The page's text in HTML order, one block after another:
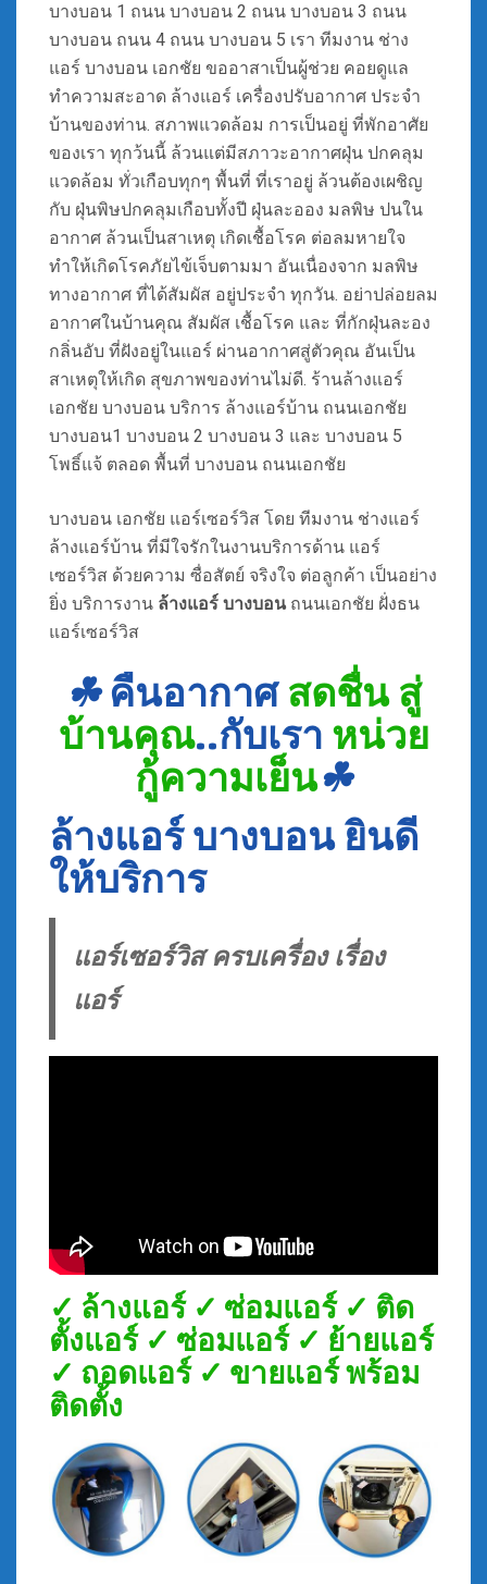
บางบอน 1 ถนน บางบอน 2 ถนน บางบอน 3 ถนน
บางบอน ถนน 4 ถนน บางบอน 5 เรา ทีมงาน ช่าง
แอร์ บางบอน เอกชัย ขออาสาเป็นผู้ช่วย คอยดูแล
ทำความสะอาด ล้างแอร์ เครื่องปรับอากาศ ประจำ
บ้านของท่าน. สภาพแวดล้อม การเป็นอยู่ ที่พักอาศัย
ของเรา ทุกว้นนี้ ล้วนแต่มีสภาวะอากาศฝุ่น ปกคลุม
แวดล้อม ทั่วเกือบทุกๆ พื้นที่ ที่เราอยู่ ล้วนต้องเผชิญ
กับ ฝุ่นพิษปกคลุมเกือบทั้งปี ฝุ่นละออง มลพิษ ปนใน
อากาศ ล้วนเป็นสาเหตุ เกิดเชื้อโรค ต่อลมหายใจ
ทำให้เกิดโรคภัยไข้เจ็บตามมา อันเนื่องจาก มลพิษ
ทางอากาศ ที่ได้สัมผัส อยู่ประจำ ทุกวัน. อย่าปล่อยลม
อากาศในบ้านคุณ สัมผัส เชื้อโรค และ ที่กักฝุ่นละอง
กลิ่นอับ ที่ฝังอยู่ในแอร์ ผ่านอากาศสู่ตัวคุณ อันเป็น
สาเหตุให้เกิด สุขภาพของท่านไม่ดี. ร้านล้างแอร์
เอกชัย บางบอน บริการ ล้างแอร์บ้าน ถนนเอกชัย
บางบอน1 บางบอน 2 บางบอน 3 และ บางบอน 5
โพธิ์แจ้ ตลอด พื้นที่ บางบอน ถนนเอกชัย
บางบอน เอกชัย แอร์เซอร์วิส โดย ทีมงาน ช่างแอร์
ล้างแอร์บ้าน ที่มีใจรักในงานบริการด้าน แอร์
เซอร์วิส ด้วยความ ซื่อสัตย์ จริงใจ ต่อลูกค้า เป็นอย่าง
ยิ่ง บริการงาน ล้างแอร์ บางบอนถนนเอกชัย ฝั่งธน
แอร์เซอร์วิส
☘คืนอากาศสดชื่น สู่
บ้านคุณ..กับเรา หน่วย
กู้ความเย็น☘
ล้างแอร์ บางบอน ยินดี
ให้บริการ
แอร์เซอร์วิส ครบเครื่อง เรื่อง
แอร์
✓ ล้างแอร์ ✓ ซ่อมแอร์ ✓ ติด
ตั้งแอร์ ✓ ซ่อมแอร์ ✓ ย้ายแอร์
✓ ถอดแอร์ ✓ ขายแอร์ พร้อม
ติดตั้ง